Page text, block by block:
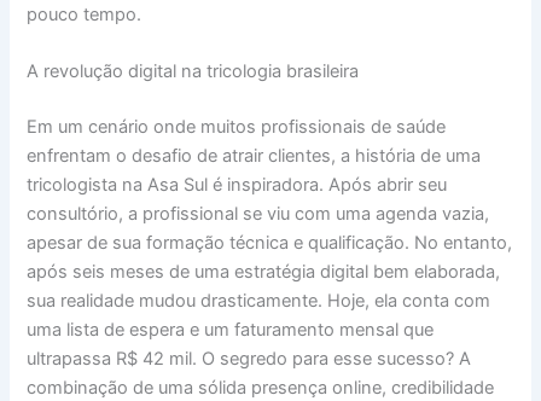
pouco tempo.
A revolução digital na tricologia brasileira
Em um cenário onde muitos profissionais de saúde
enfrentam o desafio de atrair clientes, a história de uma
tricologista na Asa Sul é inspiradora. Após abrir seu
consultório, a profissional se viu com uma agenda vazia,
apesar de sua formação técnica e qualificação. No entanto,
após seis meses de uma estratégia digital bem elaborada,
sua realidade mudou drasticamente. Hoje, ela conta com
uma lista de espera e um faturamento mensal que
ultrapassa R$ 42 mil. O segredo para esse sucesso? A
combinação de uma sólida presença online, credibilidade